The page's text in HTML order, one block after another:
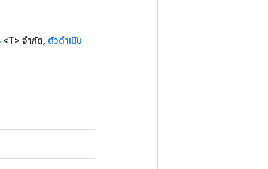
<T> จำกัด, ตัวดำเนิน